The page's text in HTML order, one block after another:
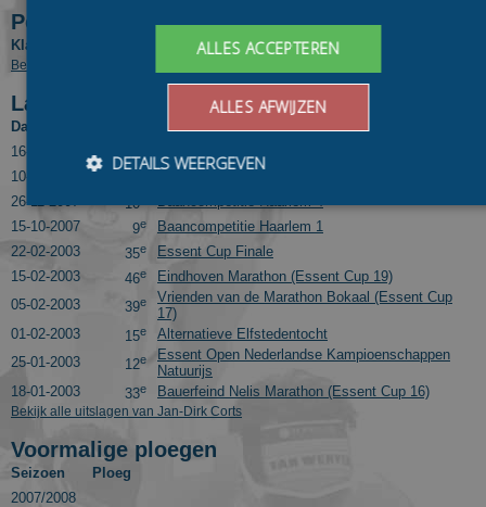
Positie in tussenklassementen
Klassement Competitie
Bekijk eindresultaten van Jan-Dirk Corts in voorgaande seizoenen
Laatste 10 uitslagen
Datum
Wedstrijd
16-11-2008
19
10-12-2007
26-11-2007
10
Baancompetitie Haarlem 4
15-10-2007
9e
Baancompetitie Haarlem 1
22-02-2003
35e
Essent Cup Finale
15-02-2003
46e
Eindhoven Marathon (Essent Cup 19)
05-02-2003
39e
Vrienden van de Marathon Bokaal (Essent Cup
17)
01-02-2003
15e
Alternatieve Elfstedentocht
25-01-2003
12e
Essent Open Nederlandse Kampioenschappen
Natuurijs
18-01-2003
33e Bauerfeind Nelis Marathon (Essent Cup 16)
Bekijk alle uitslagen van Jan-Dirk Corts
Voormalige ploegen
Seizoen
Ploeg
2007/2008
ALLES ACCEPTEREN
ALLES AFWIJZEN
DETAILS WEERGEVEN
Bezoekersgegevens
Prestatiecookies worden gebruikt om te zien hoe bezoekers de
website gebruiken, bijv. analytische cookies. Deze cookies
kunnen niet worden gebruikt om een bepaalde bezoeker
direct te identificeren.
Domein
Vervaldatum
_ga